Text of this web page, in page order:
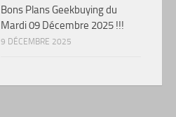
Bons Plans Geekbuying du
Mardi 09 Décembre 2025 !!!
9 DÉCEMBRE 2025